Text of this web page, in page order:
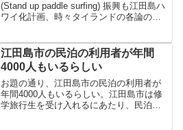
(Stand up paddle surfing) 振興も江田島ハ
ワイ化計画、時々タイランドの各論の一
未来がかかっていると言ってもいい...
江田島市の民泊の利用者が年間
4000人もいるらしい
お題の通り、江田島市の民泊の利用者が
年間4000人もいるらしい。江田島市は修
学旅行生を受け入れるにあたり、民泊を